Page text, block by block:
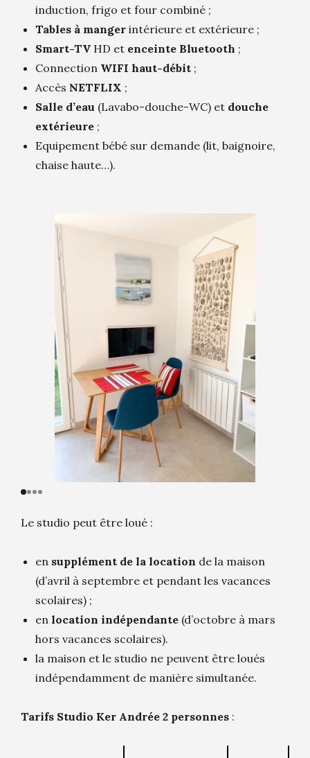
induction, frigo et four combiné ;
Tables à manger intérieure et extérieure ;
Smart-TV HD et enceinte Bluetooth ;
Connection WIFI haut-débit ;
Accès NETFLIX ;
Salle d’eau (Lavabo-douche-WC) et douche
extérieure ;
Equipement bébé sur demande (lit, baignoire,
chaise haute…).
Le studio peut être loué :
en supplément de la location de la maison
(d’avril à septembre et pendant les vacances
scolaires) ;
en location indépendante (d’octobre à mars
hors vacances scolaires).
la maison et le studio ne peuvent être loués
indépendamment de manière simultanée.
Tarifs Studio Ker Andrée 2 personnes :